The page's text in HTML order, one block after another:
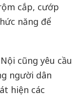
cắp, cướp
năng để
cũng yêu cầu
người dân
hiện các